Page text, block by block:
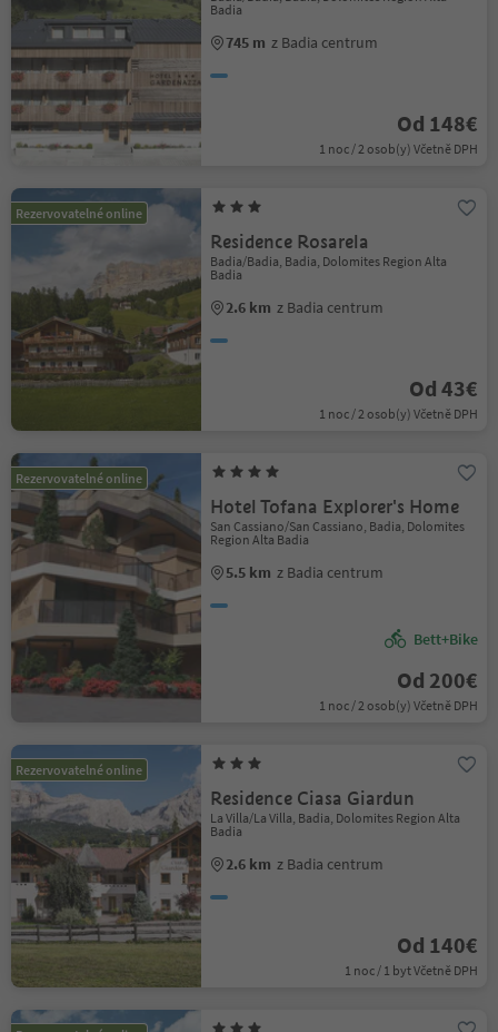
Badia
745 m z Badia centrum
Od 148€
1 noc / 2 osob(y) Včetně DPH
Rezervovatelné online
Residence Rosarela
Badia/Badia, Badia, Dolomites Region Alta
Badia
2.6 km z Badia centrum
Od 43€
1 noc / 2 osob(y) Včetně DPH
Rezervovatelné online
Hotel Tofana Explorer's Home
San Cassiano/San Cassiano, Badia, Dolomites
Region Alta Badia
5.5 km z Badia centrum
Bett+Bike
Od 200€
1 noc / 2 osob(y) Včetně DPH
Rezervovatelné online
Residence Ciasa Giardun
La Villa/La Villa, Badia, Dolomites Region Alta
Badia
2.6 km z Badia centrum
Od 140€
1 noc / 1 byt Včetně DPH